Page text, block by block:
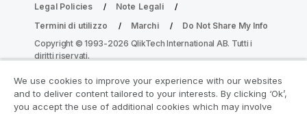
Legal Policies
Note Legali
Termini di utilizzo
Marchi
Do Not Share My Info
Copyright © 1993-2026 QlikTech International AB. Tutti i
diritti riservati.
Partecipa al programma Analytics
We use cookies to improve your experience with our websites
and to deliver content tailored to your interests. By clicking ‘Ok’,
you accept the use of additional cookies which may involve